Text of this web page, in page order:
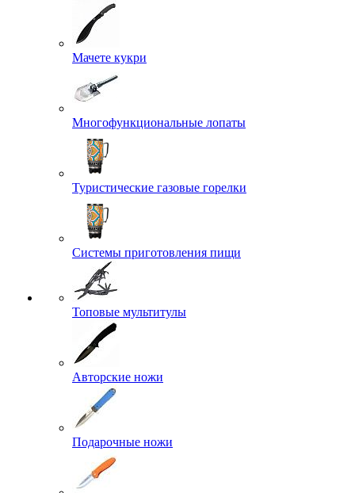
Мачете кукри
Многофункциональные лопаты
Туристические газовые горелки
Системы приготовления пищи
Топовые мультитулы
Авторские ножи
Подарочные ножи